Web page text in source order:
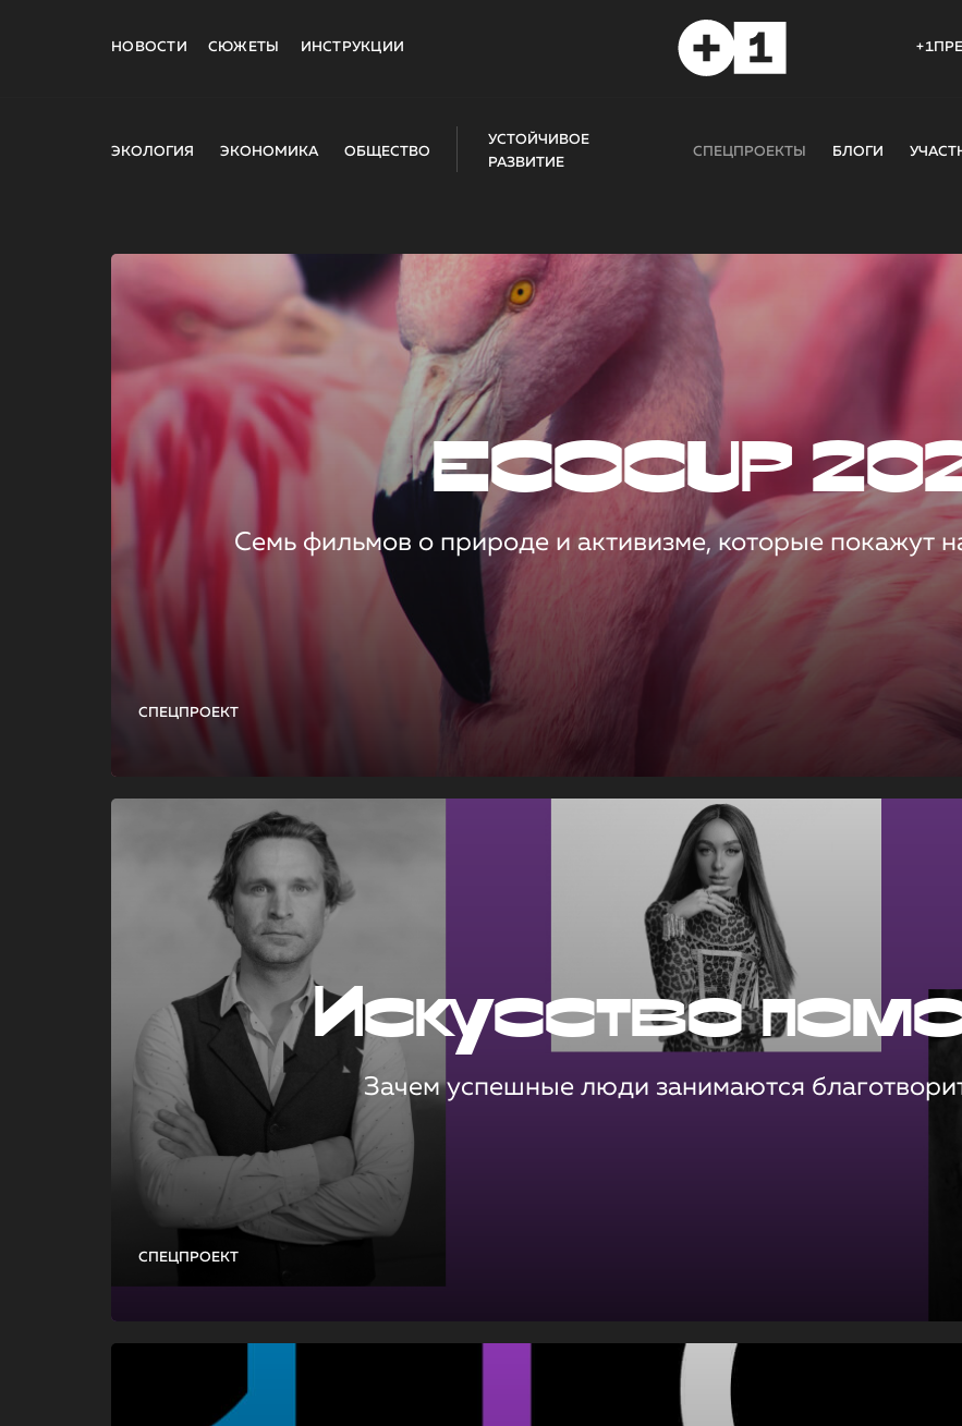
НОВОСТИ СЮЖЕТЫ ИНСТРУКЦИИ
ЭКОЛОГИЯ ЭКОНОМИКА ОБЩЕСТВО
УСТОЙЧИВОЕ
РАЗВИТИЕ
СПЕЦПРОЕКТЫ БЛОГИ
СПЕЦПРОЕКТ
ECOCUP
Семь фильмов о природе и активизме, которые покажут
СПЕЦПРОЕКТ
Искусство
Зачем успешные люди занимаются